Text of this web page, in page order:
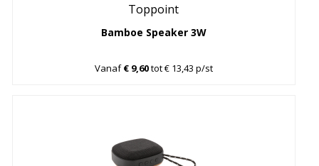
Toppoint
Bamboe Speaker 3W
Vanaf€ 9,60tot € 13,43 p/st